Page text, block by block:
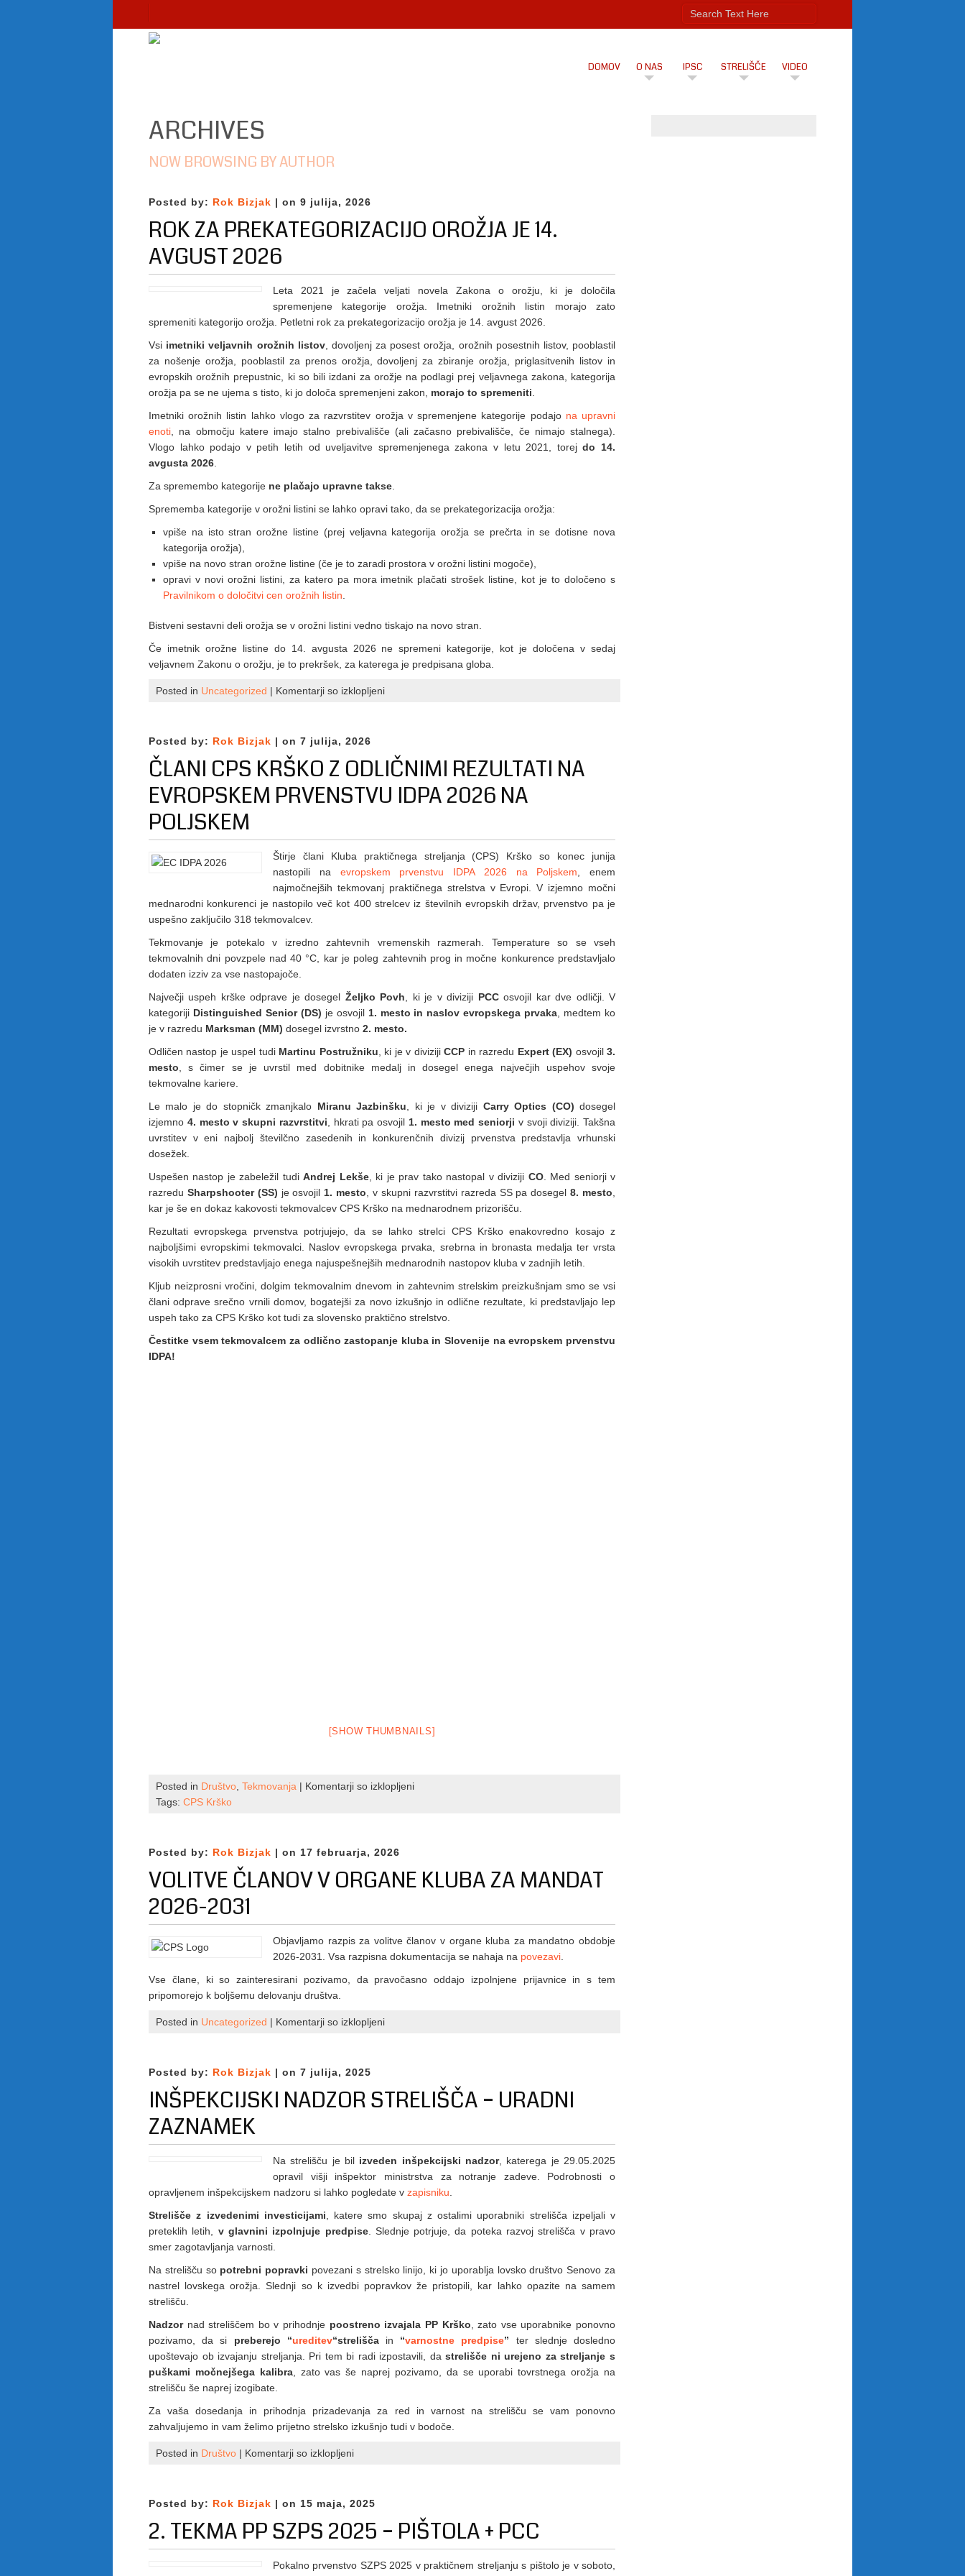
DOMOV O NAS IPSC STRELIŠČE VIDEO
ARCHIVES
NOW BROWSING BY AUTHOR
Posted by: Rok Bizjak | on 9 julija, 2026
ROK ZA PREKATEGORIZACIJO OROŽJA JE 14.
AVGUST 2026
Leta 2021 je začela veljati novela Zakona o orožju, ki je določila
spremenjene kategorije orožja. Imetniki orožnih listin morajo zato
spremeniti kategorijo orožja. Petletni rok za prekategorizacijo orožja je 14. avgust 2026.
Vsi imetniki veljavnih orožnih listov, dovoljenj za posest orožja, orožnih posestnih listov, pooblastil
za nošenje orožja, pooblastil za prenos orožja, dovoljenj za zbiranje orožja, priglasitvenih listov in
evropskih orožnih prepustnic, ki so bili izdani za orožje na podlagi prej veljavnega zakona, kategorija
orožja pa se ne ujema s tisto, ki jo določa spremenjeni zakon, morajo to spremeniti
Imetniki orožnih listin lahko vlogo za razvrstitev orožja v spremenjene kategorije podajo na upravni
enoti , na območju katere imajo stalno prebivališče (ali začasno prebivališče, če nimajo stalnega).
Vlogo lahko podajo v petih letih od uveljavitve spremenjenega zakona v letu 2021, torejdo 14.
avgusta 2026
Za spremembo kategorije ne plačajo upravne takse
Sprememba kategorije v orožni listini se lahko opravi tako, da se prekategorizacija orožja:
vpiše na isto stran orožne listine (prej veljavna kategorija orožja se prečrta in se dotisne nova
kategorija orožja),
vpiše na novo stran orožne listine (če je to zaradi prostora v orožni listini mogoče),
opravi v novi orožni listini, za katero pa mora imetnik plačati strošek listine, kot je to določeno s
Pravilnikom o določitvi cen orožnih listin
Bistveni sestavni deli orožja se v orožni listini vedno tiskajo na novo stran.
Če imetnik orožne listine do 14. avgusta 2026 ne spremeni kategorije, kot je določena v sedaj
veljavnem Zakonu o orožju, je to prekršek, za katerega je predpisana globa.
Posted in Uncategorized | Komentarji so izklopljeniza
orožja
14.
avgust
Posted by: Rok Bizjak | on 7 julija, 2026
ČLANI CPS KRŠKO Z ODLIČNIMI REZULTATI NA
EVROPSKEM PRVENSTVU IDPA 2026 NA
POLJSKEM
Štirje člani Kluba praktičnega streljanja (CPS) Krško so konec junija
nastopili na evropskem prvenstvu IDPA 2026 na Poljskem , enem
najmočnejših tekmovanj praktičnega strelstva v Evropi. V izjemno močni
mednarodni konkurenci je nastopilo več kot 400 strelcev iz številnih evropskih držav, prvenstvo pa je
uspešno zaključilo 318 tekmovalcev.
Tekmovanje je potekalo v izredno zahtevnih vremenskih razmerah. Temperature so se vseh
tekmovalnih dni povzpele nad 40 °C, kar je poleg zahtevnih prog in močne konkurence predstavljalo
dodaten izziv za vse nastopajoče.
Največji uspeh krške odprave je dosegel Željko Povh , ki je v diviziji PCCosvojil kar dve odličji. V
kategoriji Distinguished Senior (DS) je osvojil 1. mesto in naslov evropskega prvaka , medtem ko
je v razredu Marksman (MM) dosegel izvrstno 2. mesto.
Odličen nastop je uspel tudi Martinu Postružniku , ki je v divizijiCCP in razredu Expert (EX) osvojil3.
mesto , s čimer se je uvrstil med dobitnike medalj in dosegel enega največjih uspehov svoje
tekmovalne kariere.
Le malo je do stopničk zmanjkalo Miranu Jazbinšku , ki je v diviziji Carry Optics (CO) dosegel
izjemno 4. mesto v skupni razvrstitvi , hkrati pa osvojil 1. mesto med seniorji v svoji diviziji. Takšna
uvrstitev v eni najbolj številčno zasedenih in konkurenčnih divizij prvenstva predstavlja vrhunski
dosežek.
Uspešen nastop je zabeležil tudiAndrej Lekše, ki je prav tako nastopal v diviziji CO. Med seniorji v
razredu Sharpshooter (SS) je osvojil 1. mesto , v skupni razvrstitvi razreda SS pa dosegel8. mesto
kar je še en dokaz kakovosti tekmovalcev CPS Krško na mednarodnem prizorišču.
Rezultati evropskega prvenstva potrjujejo, da se lahko strelci CPS Krško enakovredno kosajo z
najboljšimi evropskimi tekmovalci. Naslov evropskega prvaka, srebrna in bronasta medalja ter vrsta
visokih uvrstitev predstavljajo enega najuspešnejših mednarodnih nastopov kluba v zadnjih letih.
Kljub neizprosni vročini, dolgim tekmovalnim dnevom in zahtevnim strelskim preizkušnjam smo se vsi
člani odprave srečno vrnili domov, bogatejši za novo izkušnjo in odlične rezultate, ki predstavljajo lep
uspeh tako za CPS Krško kot tudi za slovensko praktično strelstvo.
Čestitke vsem tekmovalcem za odlično zastopanje kluba in Slovenije na evropskem prvenstvu
IDPA!
[SHOW THUMBNAILS]
Posted in Društvo Tekmovanja | Komentarji so izklopljeniza
rezultati
prvenstvu
IDPA
2026
Tags: CPS Krško
Posted by: Rok Bizjak | on 17 februarja, 2026
VOLITVE ČLANOV V ORGANE KLUBA ZA MANDAT
2026-2031
Objavljamo razpis za volitve članov v organe kluba za mandatno obdobje
2026-2031. Vsa razpisna dokumentacija se nahaja na povezavi
Vse člane, ki so zainteresirani pozivamo, da pravočasno oddajo izpolnjene prijavnice in s tem
pripomorejo k boljšemu delovanju društva.
Posted in Uncategorized | Komentarji so izklopljeniza
kluba
2026-
2031
Posted by: Rok Bizjak | on 7 julija, 2025
INŠPEKCIJSKI NADZOR STRELIŠČA – URADNI
ZAZNAMEK
Na strelišču je bil izveden inšpekcijski nadzor, katerega je 29.05.2025
opravil višji inšpektor ministrstva za notranje zadeve. Podrobnosti o
opravljenem inšpekcijskem nadzoru si lahko pogledate v zapisniku
Strelišče z izvedenimi investicijami , katere smo skupaj z ostalimi uporabniki strelišča izpeljali v
preteklih letih, v glavnini izpolnjuje predpise. Slednje potrjuje, da poteka razvoj strelišča v pravo
smer zagotavljanja varnosti.
Na strelišču so potrebni popravki povezani s strelsko linijo, ki jo uporablja lovsko društvo Senovo za
nastrel lovskega orožja. Slednji so k izvedbi popravkov že pristopili, kar lahko opazite na samem
strelišču.
Nadzornad streliščem bo v prihodnje poostreno izvajala PP Krško , zato vse uporabnike ponovno
pozivamo, da si preberejo “ureditev“strelišča in “varnostne predpise” ter slednje dosledno
upoštevajo ob izvajanju streljanja. Pri tem bi radi izpostavili, dastrelišče ni urejeno za streljanje s
puškami močnejšega kalibra, zato vas še naprej pozivamo, da se uporabi tovrstnega orožja na
strelišču še naprej izogibate.
Za vaša dosedanja in prihodnja prizadevanja za red in varnost na strelišču se vam ponovno
zahvaljujemo in vam želimo prijetno strelsko izkušnjo tudi v bodoče.
Posted in Društvo | Komentarji so izklopljeniza
strelišča
Uradni
zaznamek
Posted by: Rok Bizjak | on 15 maja, 2025
2. TEKMA PP SZPS 2025 – PIŠTOLA + PCC
Pokalno prvenstvo SZPS 2025 v praktičnem streljanju s pištolo je v soboto,